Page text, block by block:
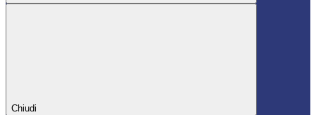
Chiudi